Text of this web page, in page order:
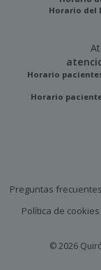
Horario del
Horario
Horario
© 2026
olympia2-
legal
Preguntas frecuentes
Política de cookies